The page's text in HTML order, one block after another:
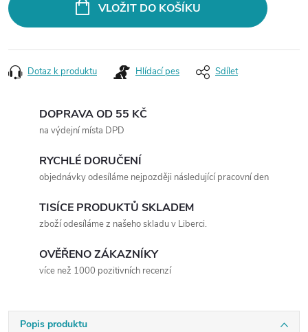
VLOŽIT DO KOŠÍKU
Dotaz k produktu Hlídací pes Sdílet
DOPRAVA OD 55 KČ
na výdejní místa DPD
RYCHLÉ DORUČENÍ
objednávky odesíláme nejpozději následující pracovní den
TISÍCE PRODUKTŮ SKLADEM
zboží odesíláme z našeho skladu v Liberci.
OVĚŘENO ZÁKAZNÍKY
více než 1000 pozitivních recenzí
Popis produktu